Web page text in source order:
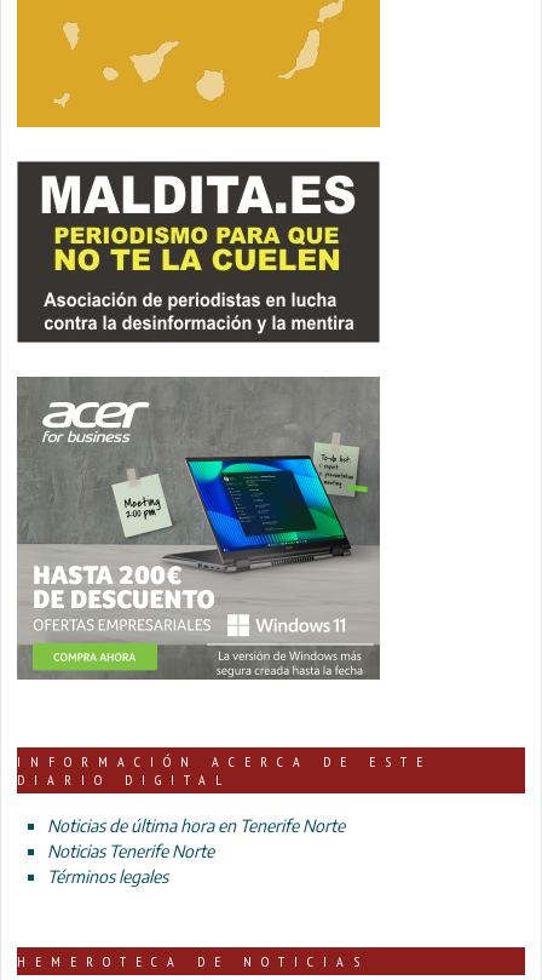
INFORMACIÓN ACERCA DE ESTE
DIARIO DIGITAL
Noticias de última hora en Tenerife Norte
Noticias Tenerife Norte
Términos legales
HEMEROTECA DE NOTICIAS